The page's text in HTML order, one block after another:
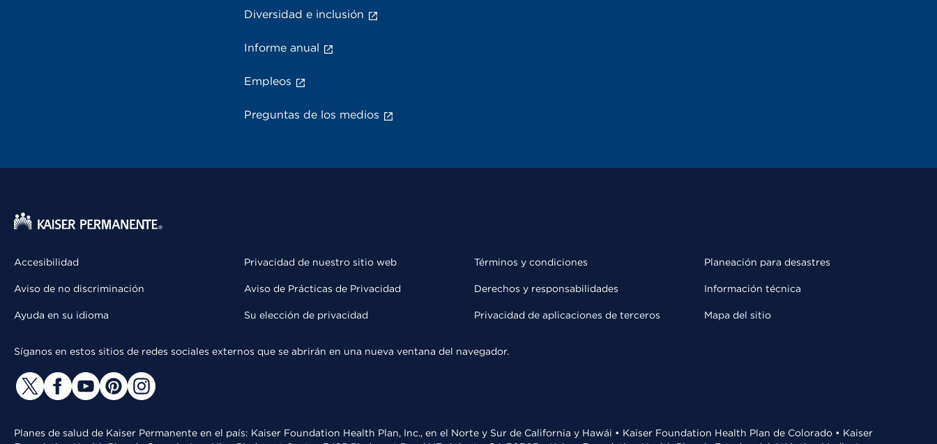
Diversidad e inclusión
Informe anual
Empleos
Preguntas de los medios
Accesibilidad
Aviso de no discriminación
Ayuda en su idioma
Privacidad de nuestro sitio web
Aviso de Prácticas de Privacidad
Su elección de privacidad
Términos y condiciones
Derechos y responsabilidades
Privacidad de aplicaciones de terceros
Planeación para desastres
Información técnica
Mapa del sitio
Síganos en estos sitios de redes sociales externos que se abrirán en una nueva ventana del navegador.
Planes de salud de Kaiser Permanente en el país: Kaiser Foundation Health Plan, Inc., en el Norte y Sur de California y Hawái • Kaiser Foundation Health Plan de Colorado • Kaiser